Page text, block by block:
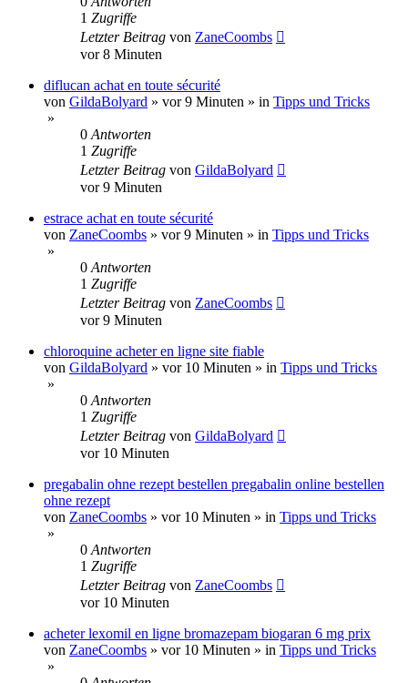
1 Zugriffe
Letzter Beitrag von ZaneCoombs
vor 8 Minuten
diflucan achat en toute sécurité
von GildaBolyard » vor 9 Minuten » in Tipps und Tricks
»
0 Antworten
1 Zugriffe
Letzter Beitrag von GildaBolyard
vor 9 Minuten
estrace achat en toute sécurité
von ZaneCoombs » vor 9 Minuten » in Tipps und Tricks
»
0 Antworten
1 Zugriffe
Letzter Beitrag von ZaneCoombs
vor 9 Minuten
chloroquine acheter en ligne site fiable
von GildaBolyard » vor 10 Minuten » in Tipps und Tricks
»
0 Antworten
1 Zugriffe
Letzter Beitrag von GildaBolyard
vor 10 Minuten
pregabalin ohne rezept bestellen pregabalin online bestellen
ohne rezept
von ZaneCoombs » vor 10 Minuten » in Tipps und Tricks
»
0 Antworten
1 Zugriffe
Letzter Beitrag von ZaneCoombs
vor 10 Minuten
acheter lexomil en ligne bromazepam biogaran 6 mg prix
von ZaneCoombs » vor 10 Minuten » in Tipps und Tricks
»